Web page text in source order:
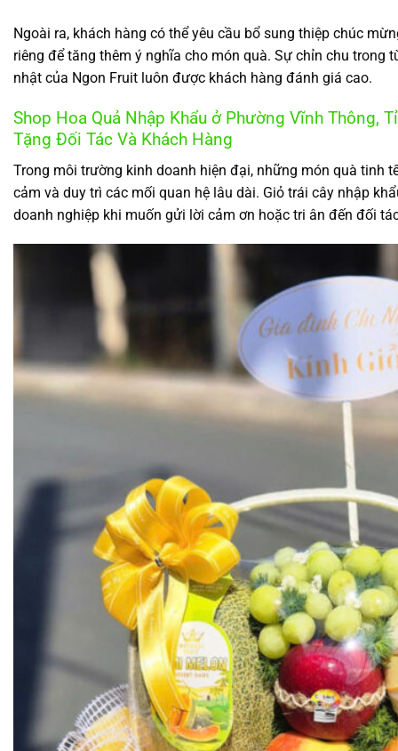
Ngoài ra, khách hàng có thể yêu cầu bổ sung thiệp chúc
riêng để tăng thêm ý nghĩa cho món quà. Sự chỉn chu trong
nhật của Ngon Fruit luôn được khách hàng đánh giá cao.
Shop Hoa Quả Nhập Khẩu ở Phường Vĩnh Thông,
Tặng Đối Tác Và Khách Hàng
Trong môi trường kinh doanh hiện đại, những món quà tinh
cảm và duy trì các mối quan hệ lâu dài. Giỏ trái cây nhập
doanh nghiệp khi muốn gửi lời cảm ơn hoặc tri ân đến đối